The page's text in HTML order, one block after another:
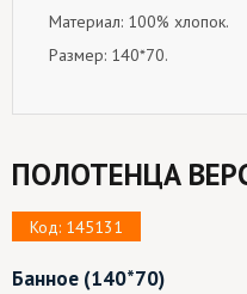
Материал: 100% хлопок.
Размер: 140*70.
ПОЛОТЕНЦА
Код: 145131
Банное (140*70)